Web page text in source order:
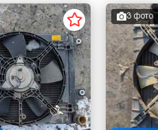
3 фото